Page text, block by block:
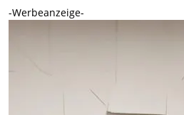
-Werbeanzeige-